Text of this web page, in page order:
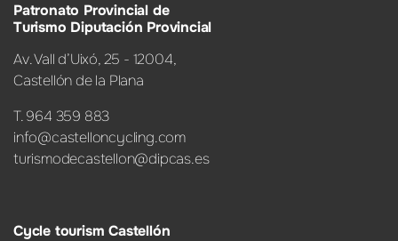
Patronato Provincial de
Turismo Diputación Provincial
Av. Vall d’Uixó, 25 - 12004,
Castellón de la Plana
T. 964 359 883
info@castelloncycling.com
turismodecastellon@dipcas.es
Cycle tourism Castellón